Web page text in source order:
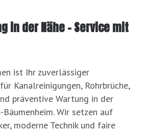
in der Nähe – Service mit
ist Ihr zuverlässiger
Kanalreinigungen, Rohrbrüche,
präventive Wartung in der
Bäumenheim. Wir setzen auf
moderne Technik und faire